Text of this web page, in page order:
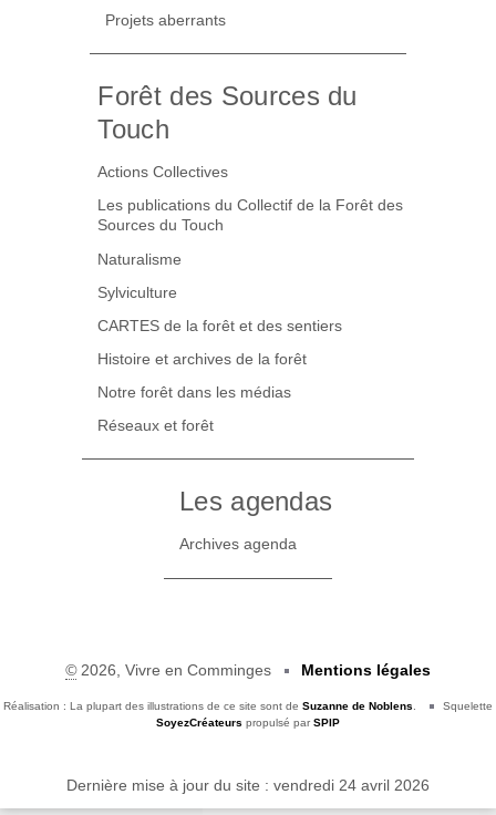
Projets aberrants
Forêt des Sources du
Touch
Actions Collectives
Les publications du Collectif de la Forêt des
Sources du Touch
Naturalisme
Sylviculture
CARTES de la forêt et des sentiers
Histoire et archives de la forêt
Notre forêt dans les médias
Réseaux et forêt
Les agendas
Archives agenda
©2026, Vivre en Comminges Mentions légales
Réalisation : La plupart des illustrations de ce site sont deSuzanne de Noblens
Squelette
SoyezCréateurs propulsé par SPIP
Dernière mise à jour du site : vendredi 24 avril 2026